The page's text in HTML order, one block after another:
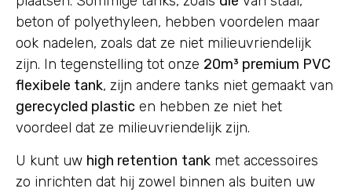
beton of polyethyleen, hebben voordelen maar
ook nadelen, zoals dat ze niet milieuvriendelijk
zijn. In tegenstelling tot onze 20m³ premium PVC
flexibele tank, zijn andere tanks niet gemaakt van
gerecycled plastic en hebben ze niet het
voordeel dat ze milieuvriendelijk zijn.
U kunt uw high retention tank met accessoires
zo inrichten dat hij zowel binnen als buiten uw